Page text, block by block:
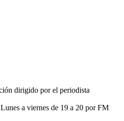
dirigido por el periodista
a viernes de 19 a 20 por FM